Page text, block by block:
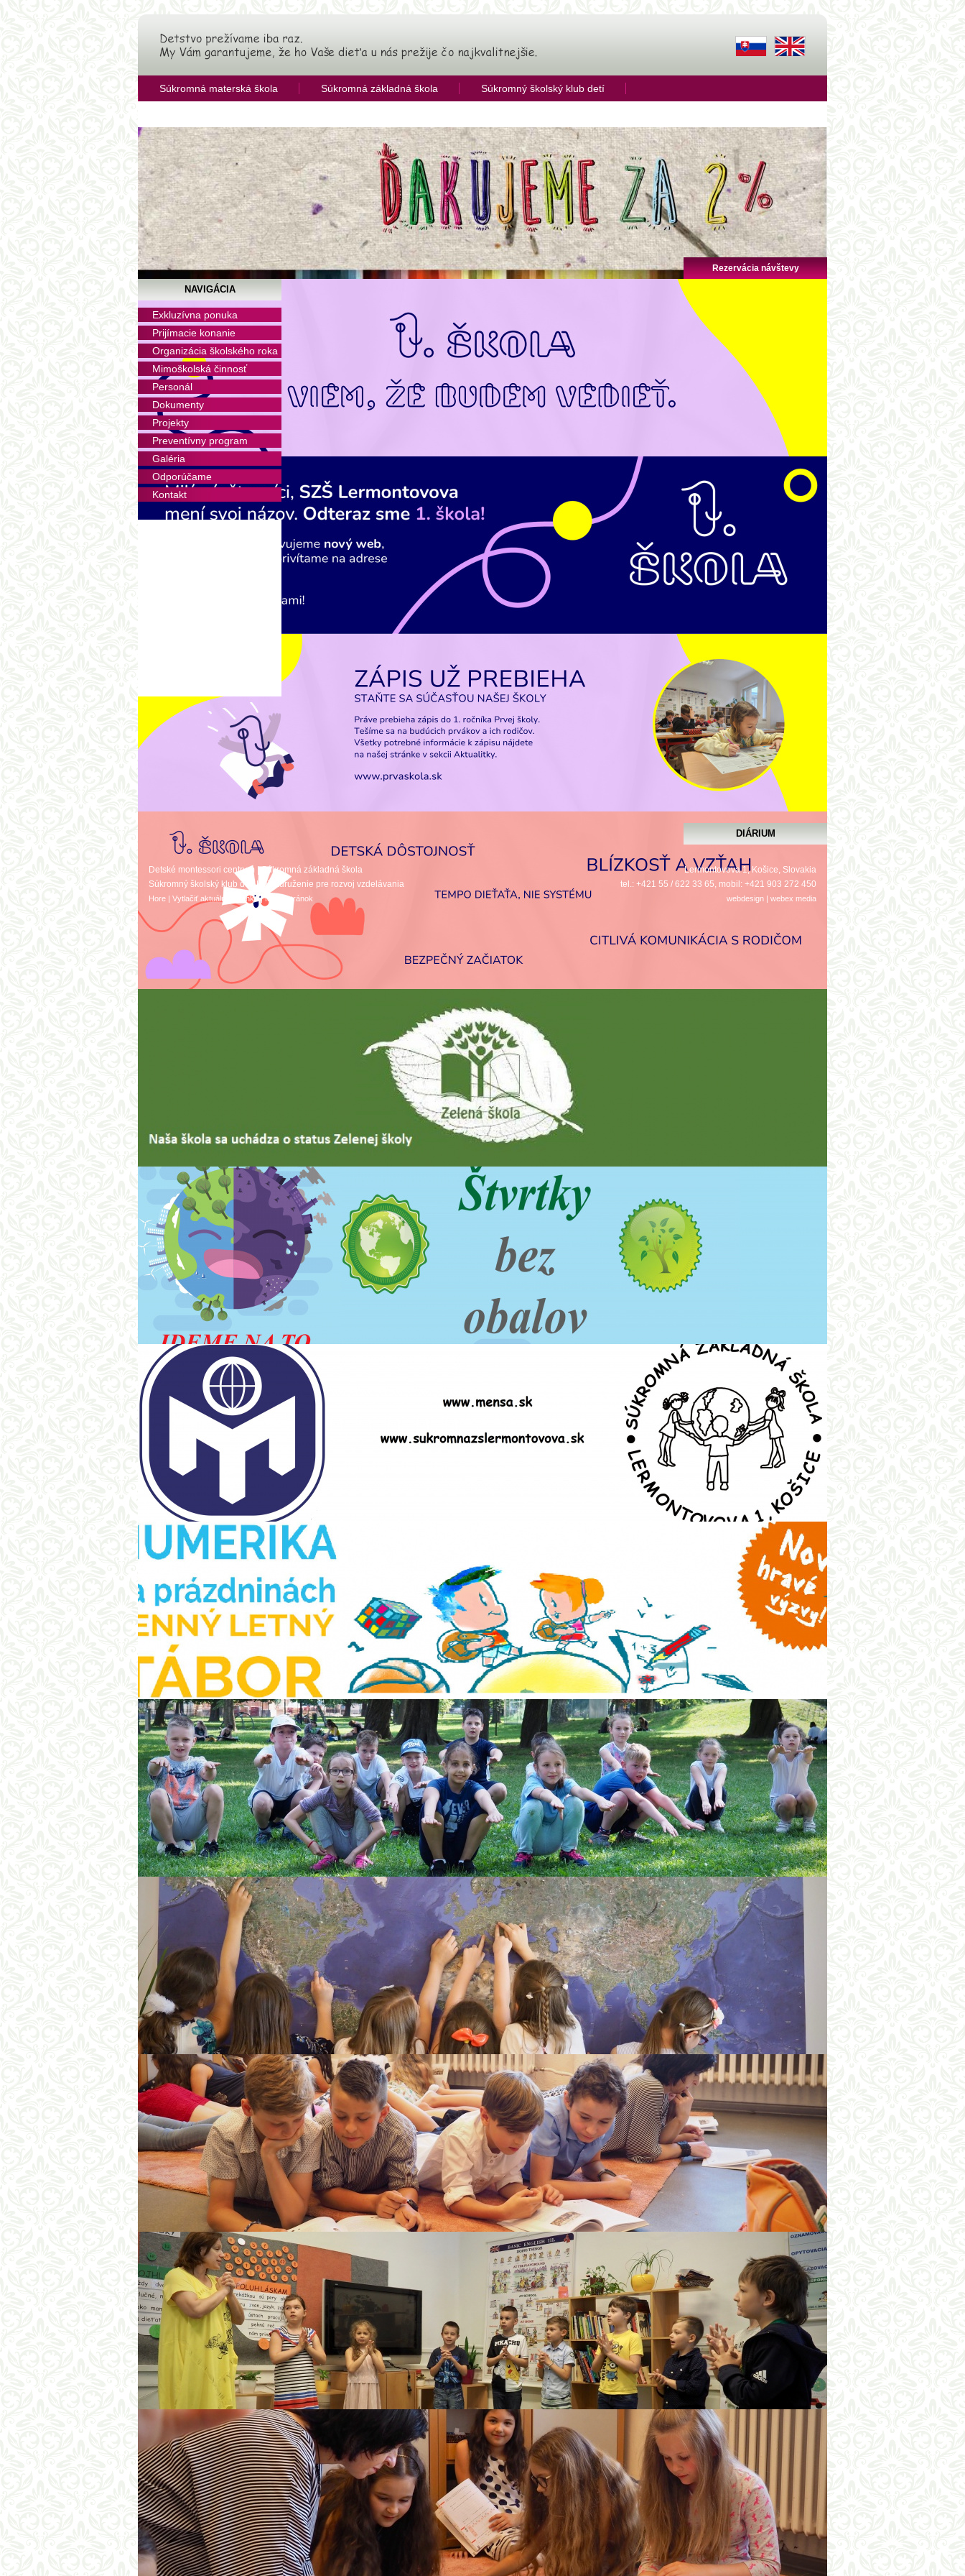
Súkromná materská škola Súkromná základná škola Súkromný školský klub detí
Rezervácia návštevy
NAVIGÁCIA
Exkluzívna ponuka
Prijímacie konanie
Organizácia školského roka
Mimoškolská činnosť
Personál
Dokumenty
Projekty
Preventívny program
Galéria
Odporúčame
Kontakt
Desiata a obed sú zabezpečené v školskej jedálni štátnej ZŠ Masarykova. Deti sa stravujú vo
vyhradenom priestore a čase, používajú osobitný riad zodpovedajúci ich bezpečnosti a hygiene.
Olovranty zabezpečuje zriaďovateľ Detského montessori centra vo svojich priestoroch. Sú vždy
atraktívny. Denne čerstvé ovocie alebo zelenina sú deťom prístupné od 14.30 do 16.30
v neobmedzenom množstve servírované v menších porciách, ošúpané a nakrájané tak, aby bola
konzumácia dostupná aj mladším deťom a bezzúbkovým predškolákom. Deti majú popoludní
Deťom nie je dovolené nosiť do zariadenia sladkosti, jedlo ani pitie. Výnimkou sú deti
prichádzajúce ráno zavčasu medzi 7.00 až 7.45. V uzavretej dózičke prinesené raňajky
v kuchynke skonzumujú. Deťom vyžadujúcim osobitnú starostlivosť so zmenenými stravovacími
potrebami z vážnych zdravotných dôvodov prinášajú rodičia jedla priamo do školskej jedálne
v zmysle platnej legislatívy. Podmienkou je lekárska správa pediatra a odporúčanie špecialistov
na výživu, schválenie žiadosti o osobitné stravovanie a konzultácie s vedúcou školskej jedálne.
V stravovaní je našou prioritou zabezpečiť nielen pravidelnú a pestrú vyváženú stravu, ale
naučiť deti aj správne a slušne stolovať, jesť zdravo a primerane, vážiť si jedlo a naučiť sa byť
zodpovedným za svoje stravovacie návyky.
Aktuálny jedálny lístok je vždy k dispozícii.
Pitný režim a jeho dodržiavanie je súčasťou pestovania zdravého životného štýlu. Deti majú
k dispozícii celodenne v neobmedzenom množstve dostatok zdravých nápojov – čistá odtečená
voda izbovej teploty (používame špeciálne filtre od firmy Werty, ktoré vodu ustaľujú, ale
neupravujú), nesladené ovocné čaje, nápoje k jedlu podľa jedálneho lístka.
bez konzervantov a sladidiel pijú deti v stanovenom množstve ako prísun pravidelnej dávky
ovocia. Deti rezistentné na
kravské mliekomajú k dispozícii ako náhradu za mlieko nápoje podľa
nášho pitného režimu.
Pravidelný racionálny prísun pestrej stravy a tekutín je jednou z priorít nášho preventívneho
programy. Za únavou, poruchou koncentrácie či agresívnym správaním sa často skrýva obyčajný
hlad a smäd. Dbáme na to, aby dieťa skutočne jedlo a primerane pilo. Mladšie deti dokrmujeme,
nespoliehame sa na ich samostatnosť. Za náš veľký úspech považujeme aj konzumáciu deťmi
chleba aj s kôrkou, pitie čistej nebublinkovej a nesladenej vody a jabĺčko, či iné ovocie ako
Slávnostné ukončenie šk.
roka 2025/2026
30. júna 2026 utorok
Prázdninový školský klub
Zápis do prvého ročníka
Na školský rok 2026/2027
DIÁRIUM
Lermontovova 1, Košice, Slovakia
tel.: +421 55 / 622 33 65, mobil: +421 903 272 450
Detské montessori centrum | Súkromná základná škola
Súkromný školský klub detí | OZ Združenie pre rozvoj vzdelávania
Hore | Vytlačiť aktuálnu stránku | Mapa stránok webdesign | webex media